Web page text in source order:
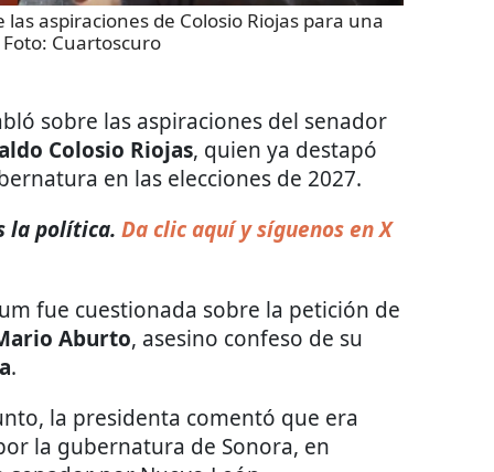
aspiraciones de Colosio Riojas para una
Cuartoscuro
sobre las aspiraciones del senador
Colosio Riojas, quien ya destapó
en las elecciones de 2027.
la política. Da clic aquí y síguenos en X
fue cuestionada sobre la petición de
Aburto, asesino confeso de su
.
la presidenta comentó que era
la gubernatura de Sonora, en